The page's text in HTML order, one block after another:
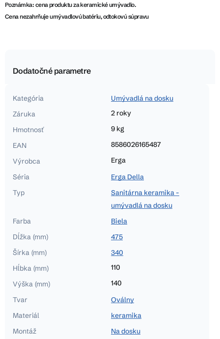
Poznámka: cena produktu za keramické umývadlo.
Cena nezahrňuje umývadlovú batériu, odtokovú súpravu
Dodatočné parametre
Kategória
Umývadlá na dosku
Záruka
2 roky
Hmotnosť
9 kg
EAN
8586026165487
Výrobca
Erga
Séria
Erga Della
Typ
Sanitárna keramika -
umývadlá na dosku
Farba
Biela
Dĺžka (mm)
475
Šírka (mm)
340
Hĺbka (mm)
110
Výška (mm)
140
Tvar
Oválny
Materiál
keramika
Montáž
Na dosku